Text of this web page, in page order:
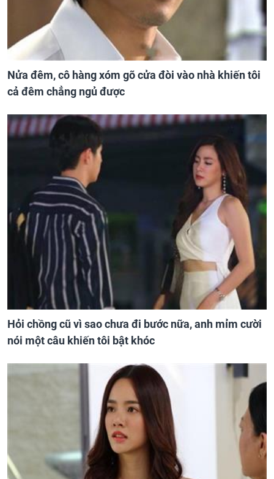
Nửa đêm, cô hàng xóm gõ cửa đòi vào nhà khiến tôi
cả đêm chẳng ngủ được
Hỏi chồng cũ vì sao chưa đi bước nữa, anh mỉm cười
nói một câu khiến tôi bật khóc